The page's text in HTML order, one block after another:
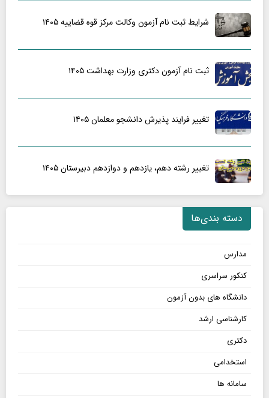
شرایط ثبت نام آزمون وکالت مرکز قوه قضاییه ۱۴۰۵
ثبت نام آزمون دکتری وزارت بهداشت ۱۴۰۵
تغییر فرایند پذیرش دانشجو معلمان ۱۴۰۵
تغییر رشته دهم، یازدهم و دوازدهم دبیرستان ۱۴۰۵
دسته بندی‌ها
مدارس
کنکور سراسری
دانشگاه های بدون آزمون
کارشناسی ارشد
دکتری
استخدامی
سامانه ها